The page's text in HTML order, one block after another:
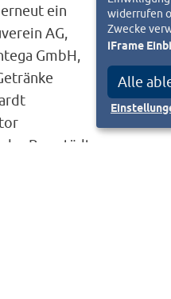
ein
AG,
GmbH,
Ramstädter
widerrufen
Zwecke
iFrame
Alle